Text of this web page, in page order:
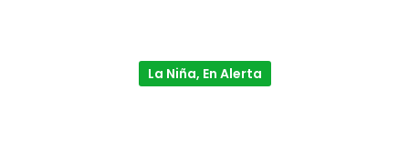
La Niña, En Alerta